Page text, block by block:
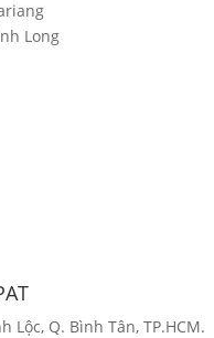
Lộc, Q. Bình Tân, TP.HCM.